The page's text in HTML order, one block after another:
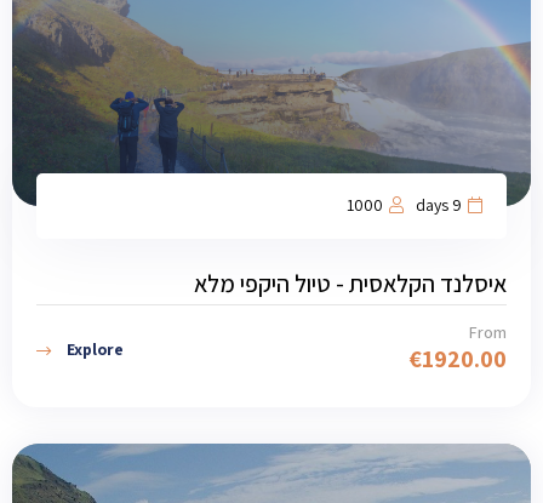
9 days
1000
איסלנד הקלאסית - טיול היקפי מלא
From
€1920.00
Explore